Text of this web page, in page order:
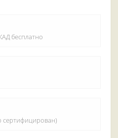
бесплатно
сертифицирован)